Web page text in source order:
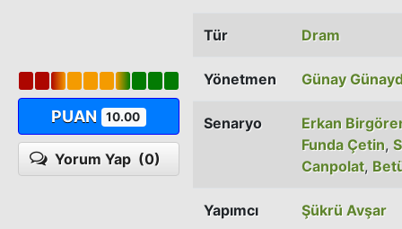
PUAN 10.00
Yorum Yap (0)
Tür Dram
Yönetmen Günay
Senaryo
Erkan
Funda Çetin,
Canpolat,
Yapımcı Şükrü Avşar